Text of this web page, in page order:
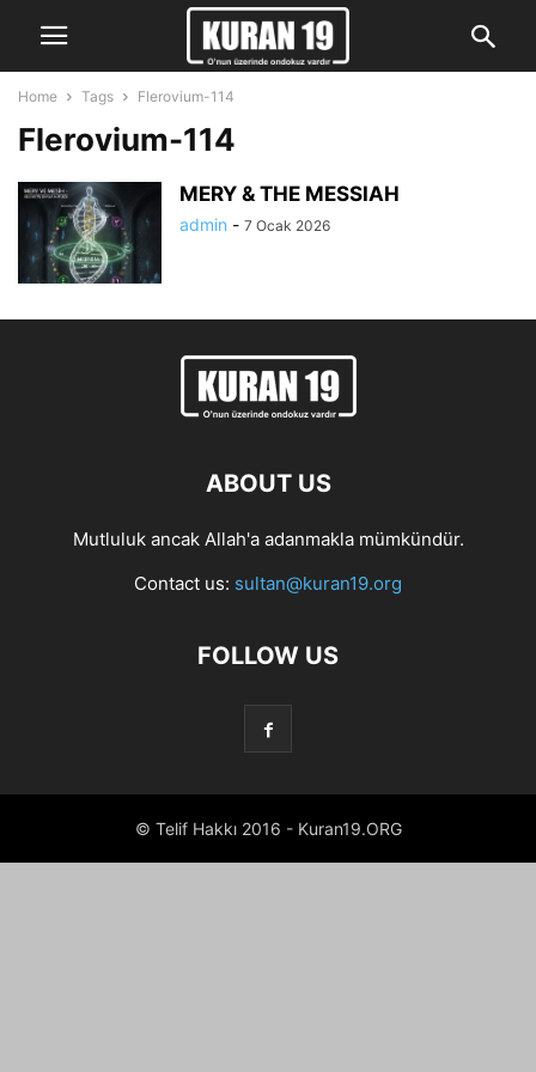
Home Tags Flerovium-114
Flerovium-114
MERY & THE MESSIAH
admin - 7 Ocak 2026
ABOUT US
Mutluluk ancak Allah'a adanmakla mümkündür.
Contact us: sultan@kuran19.org
FOLLOW US
© Telif Hakkı 2016 - Kuran19.ORG